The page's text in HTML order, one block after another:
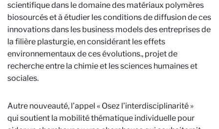
scientifique dans le domaine des matériaux polymères
biosourcés et à étudier les conditions de diffusion de ces
innovations dans les business models des entreprises de
la filière plasturgie, en considérant les effets
environnementaux de ces évolutions., projet de
recherche entre la chimie et les sciences humaines et
sociales.
Autre nouveauté, l’appel « Osez l’interdisciplinarité »
qui soutient la mobilité thématique individuelle pour